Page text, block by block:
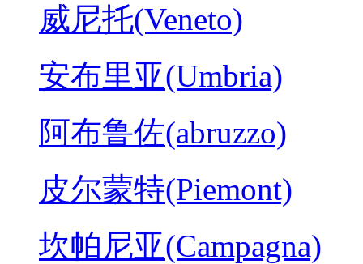
威尼托(Veneto)
安布里亚(Umbria)
阿布鲁佐(abruzzo)
皮尔蒙特(Piemont)
坎帕尼亚(Campagna)